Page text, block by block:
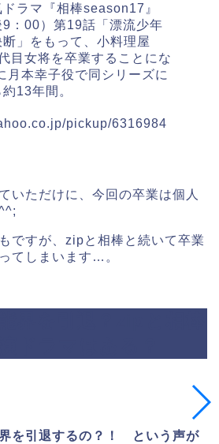
ラマ『相棒season17』
：00）第19話「漂流少年
」をもって、小料理屋
目女将を卒業することにな
月本幸子役で同シリーズに
13年間。
pickup/6316984
いただけに、今回の卒業は個人
ですが、zipと相棒と続いて卒業
てしまいます…。
を引退するの？！ という声が